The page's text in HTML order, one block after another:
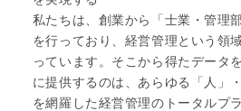
私たちは、創業から「士業・管理
を行っており、経営管理という領
っています。そこから得たデータ
に提供するのは、あらゆる「人」
を網羅した経営管理のトータルプ